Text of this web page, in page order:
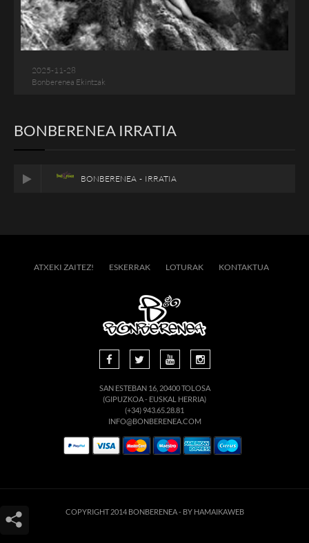
2025-11-28
Bonberenea Ekintzak
BONBERENEA IRRATIA
BONBERENEA - IRRATIA
ATXEKI ZAITEZ! ESKERRAK LOTURAK KONTAKTUA
SAN ESTEBAN 16, 20400 TOLOSA
(GIPUZKOA - EUSKAL HERRIA)
(+34) 943.65.28.81
INFO@BONBERENEA.COM
COPYRIGHT 2014 BONBERENEA - BY HAMAIKAWEB